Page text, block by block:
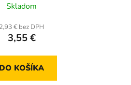
Skladom
2,93 € bez DPH
3,55 €
DO KOŠÍKA